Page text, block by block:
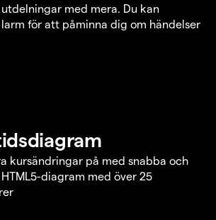
med mera. Du kan
larm för att påminna dig om händelser
kursändringar på med snabba och
diagram med över 25